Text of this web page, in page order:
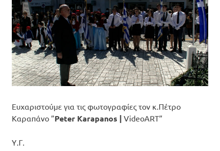
Ευχαριστούμε για τις φωτογραφίες τον κ.Πέτρο
Καραπάνο ”Peter Karapanos | VideoART”
Υ.Γ.